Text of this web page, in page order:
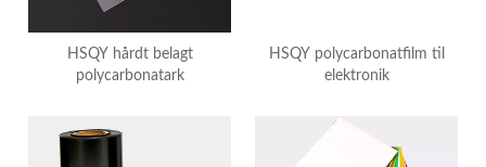
HSQY hårdt belagt
polycarbonatark
HSQY polycarbonatfilm til
elektronik